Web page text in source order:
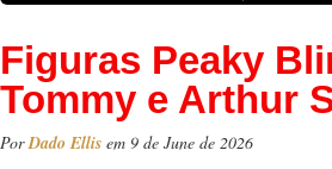
Figuras Peaky
Tommy e Arthur
PorDado Ellis em 9 de June de 2026